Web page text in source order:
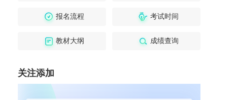
报名流程 考试时间
教材大纲 成绩查询
关注添加